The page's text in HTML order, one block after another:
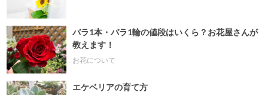
バラ1本・バラ1輪の値段はいくら？お花屋さんが
教えます！
お花について
エケベリアの育て方